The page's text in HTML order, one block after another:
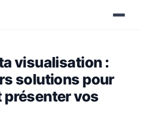
visualisation :
solutions pour
présenter vos